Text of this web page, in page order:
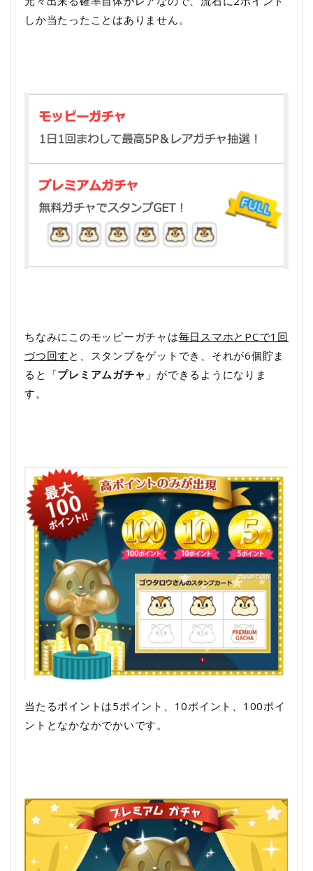
しか当たったことはありません。
ちなみにこのモッピーガチャは毎日スマホとPCで1回
づつ回す と、スタンプをゲットでき、それが6個貯ま
ると「プレミアムガチャ 」ができるようになりま
す。
当たるポイントは5ポイント、10ポイント、100ポイ
ントとなかなかでかいです。